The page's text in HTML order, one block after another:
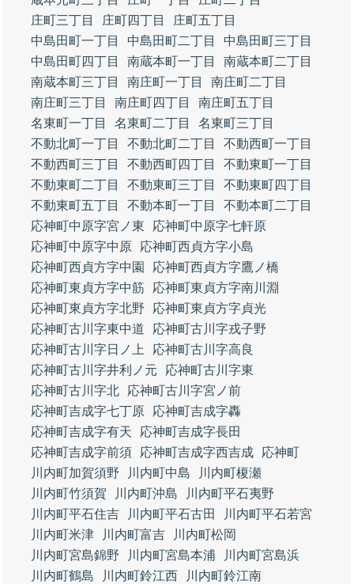
庄町三丁目
庄町四丁目
庄町五丁目
中島田町一丁目
中島田町二丁目
中島田町三丁目
中島田町四丁目
南蔵本町一丁目
南蔵本町二丁目
南蔵本町三丁目
南庄町一丁目
南庄町二丁目
南庄町三丁目
南庄町四丁目
南庄町五丁目
名東町一丁目
名東町二丁目
名東町三丁目
不動北町一丁目
不動北町二丁目
不動西町一丁目
不動西町三丁目
不動西町四丁目
不動東町一丁目
不動東町二丁目
不動東町三丁目
不動東町四丁目
不動東町五丁目
不動本町一丁目
不動本町二丁目
応神町中原字宮ノ東
応神町中原字七軒原
応神町中原字中原
応神町西貞方字小島
応神町西貞方字中園
応神町西貞方字鷹ノ橋
応神町東貞方字中筋
応神町東貞方字南川淵
応神町東貞方字北野
応神町東貞方字貞光
応神町古川字東中道
応神町古川字戎子野
応神町古川字日ノ上
応神町古川字高良
応神町古川字井利ノ元
応神町古川字東
応神町古川字北
応神町古川字宮ノ前
応神町吉成字七丁原
応神町吉成字轟
応神町吉成字有天
応神町吉成字長田
応神町吉成字前須
応神町吉成字西吉成
応神町
川内町加賀須野
川内町中島
川内町榎瀬
川内町竹須賀
川内町沖島
川内町平石夷野
川内町平石住吉
川内町平石古田
川内町平石若宮
川内町米津
川内町富吉
川内町松岡
川内町宮島錦野
川内町宮島本浦
川内町宮島浜
川内町鶴島
川内町鈴江西
川内町鈴江南